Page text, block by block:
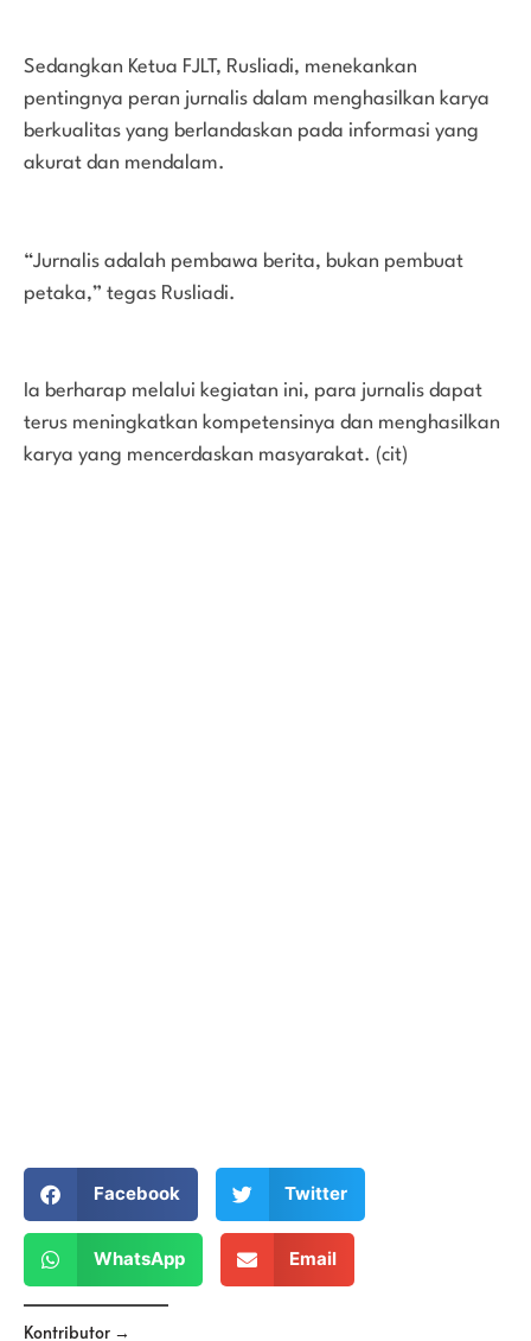
Sedangkan Ketua FJLT, Rusliadi, menekankan
pentingnya peran jurnalis dalam menghasilkan karya
berkualitas yang berlandaskan pada informasi yang
akurat dan mendalam.
“Jurnalis adalah pembawa berita, bukan pembuat
petaka,” tegas Rusliadi.
Ia berharap melalui kegiatan ini, para jurnalis dapat
terus meningkatkan kompetensinya dan menghasilkan
karya yang mencerdaskan masyarakat. (cit)
Facebook Twitter
WhatsApp Email
Kontributor →